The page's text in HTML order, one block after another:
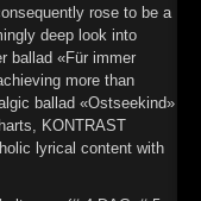
rose to be a
deep look into
ballad «Für immer
more than
ballad «Ostseekind»
KONTRAST
lyrical content with